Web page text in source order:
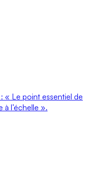
« Le point essentiel de
à l’échelle ».